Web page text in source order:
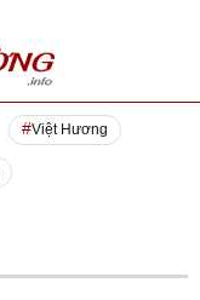
Việt Hương